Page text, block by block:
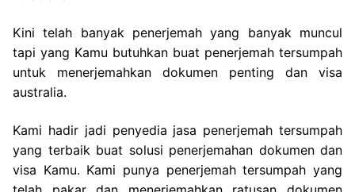
Kini telah banyak penerjemah yang banyak muncul
tapi yang Kamu butuhkan buat penerjemah tersumpah
untuk menerjemahkan dokumen penting dan visa
australia.
Kami hadir jadi penyedia jasa penerjemah tersumpah
yang terbaik buat solusi penerjemahan dokumen dan
visa Kamu. Kami punya penerjemah tersumpah yang